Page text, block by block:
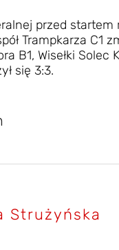
przed startem
Trampkarza C1
B1, Wisełki Solec
się 3:3.
Strużyńska